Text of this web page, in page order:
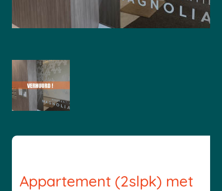
Appartement (2slpk) met